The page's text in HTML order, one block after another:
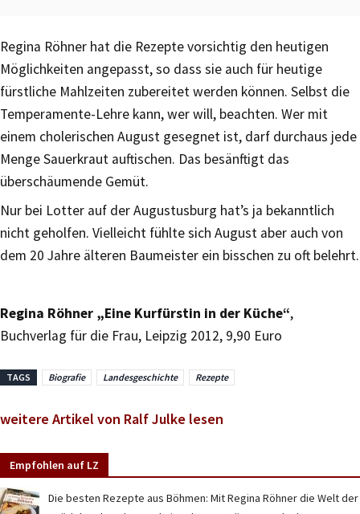
Regina Röhner hat die Rezepte vorsichtig den heutigen
Möglichkeiten angepasst, so dass sie auch für heutige
fürstliche Mahlzeiten zubereitet werden können. Selbst die
Temperamente-Lehre kann, wer will, beachten. Wer mit
einem cholerischen August gesegnet ist, darf durchaus jede
Menge Sauerkraut auftischen. Das besänftigt das
überschäumende Gemüt.
Nur bei Lotter auf der Augustusburg hat’s ja bekanntlich
nicht geholfen. Vielleicht fühlte sich August aber auch von
dem 20 Jahre älteren Baumeister ein bisschen zu oft belehrt.
Regina Röhner „Eine Kurfürstin in der Küche“,
Buchverlag für die Frau, Leipzig 2012, 9,90 Euro
TAGS Biografie Landesgeschichte Rezepte
weitere Artikel von Ralf Julke lesen
Empfohlen auf LZ
Die besten Rezepte aus Böhmen: Mit Regina Röhner die Welt der